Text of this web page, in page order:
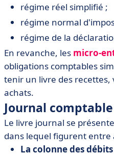
régime réel simplifié ;
régime normal
régime de la
En revanche, les micro-
obligations comptables
tenir un livre des recettes,
achats.
Journal
Le livre journal se
dans lequel figurent entre
La colonne des débits